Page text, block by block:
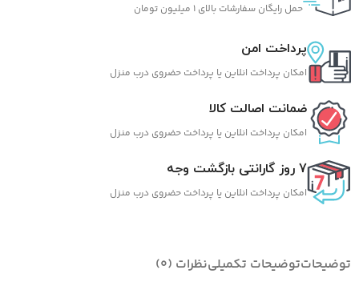
حمل رایگان سفارشات بالای 1 میلیون تومان
پرداخت امن
امکان پرداخت انلاین یا پرداخت حضروی درب منزل
ضمانت اصالت کالا
امکان پرداخت انلاین یا پرداخت حضروی درب منزل
7 روز گارانتی بازگشت وجه
امکان پرداخت انلاین یا پرداخت حضروی درب منزل
توضیحاتتوضیحات تکمیلینظرات (0)